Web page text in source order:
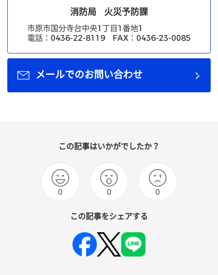
消防局 火災予防課
市原市国分寺台中央1丁目1番地1
電話：0436-22-8119 FAX：0436-23-0085
メールでのお問い合わせ
この記事はいかがでしたか？
0 0 0
この記事をシェアする